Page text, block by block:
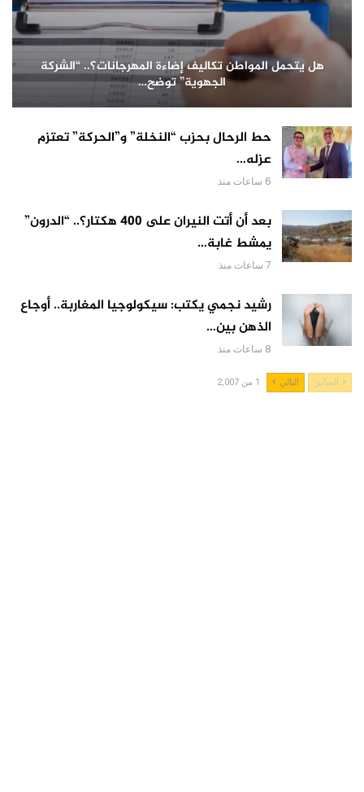
هل يتحمل المواطن تكاليف إضاءة المهرجانات؟.. “الشركة
الجهوية” توضح…
حط الرحال بحزب “النخلة” و”الحركة” تعتزم
عزله…
6 ساعات منذ
بعد أن أتت النيران على 400 هكتار؟.. “الدرون”
يمشط غابة…
7 ساعات منذ
رشيد نجمي يكتب: سيكولوجيا المغاربة.. أوجاع
الذهن بين…
8 ساعات منذ
السابق التالي 1 من 2,007